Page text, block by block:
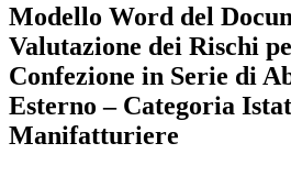
Modello Word del
Valutazione dei Rischi
Confezione in Serie di
Esterno – Categoria
Manifatturiere